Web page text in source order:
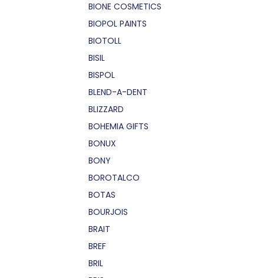
BIONE COSMETICS
BIOPOL PAINTS
BIOTOLL
BISIL
BISPOL
BLEND-A-DENT
BLIZZARD
BOHEMIA GIFTS
BONUX
BONY
BOROTALCO
BOTAS
BOURJOIS
BRAIT
BREF
BRIL